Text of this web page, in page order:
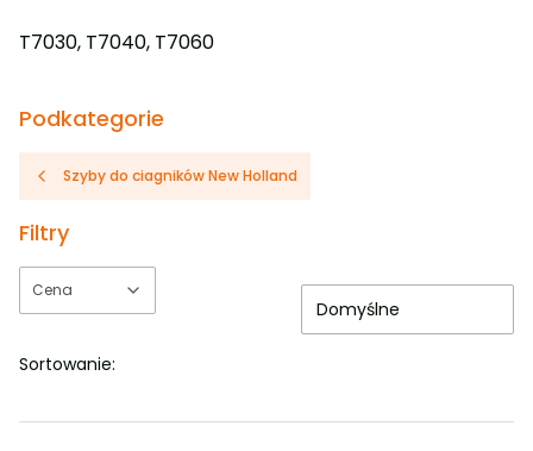
T7030, T7040, T7060
Podkategorie
Szyby do ciagników New Holland
Filtry
Cena
Sortowanie:
Domyślne